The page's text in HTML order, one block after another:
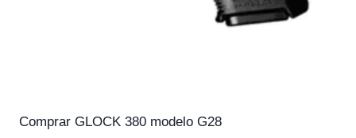
Comprar GLOCK 380 modelo G28